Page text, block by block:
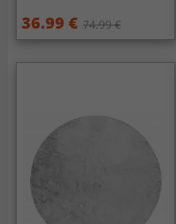
36.99 € 74.99 €